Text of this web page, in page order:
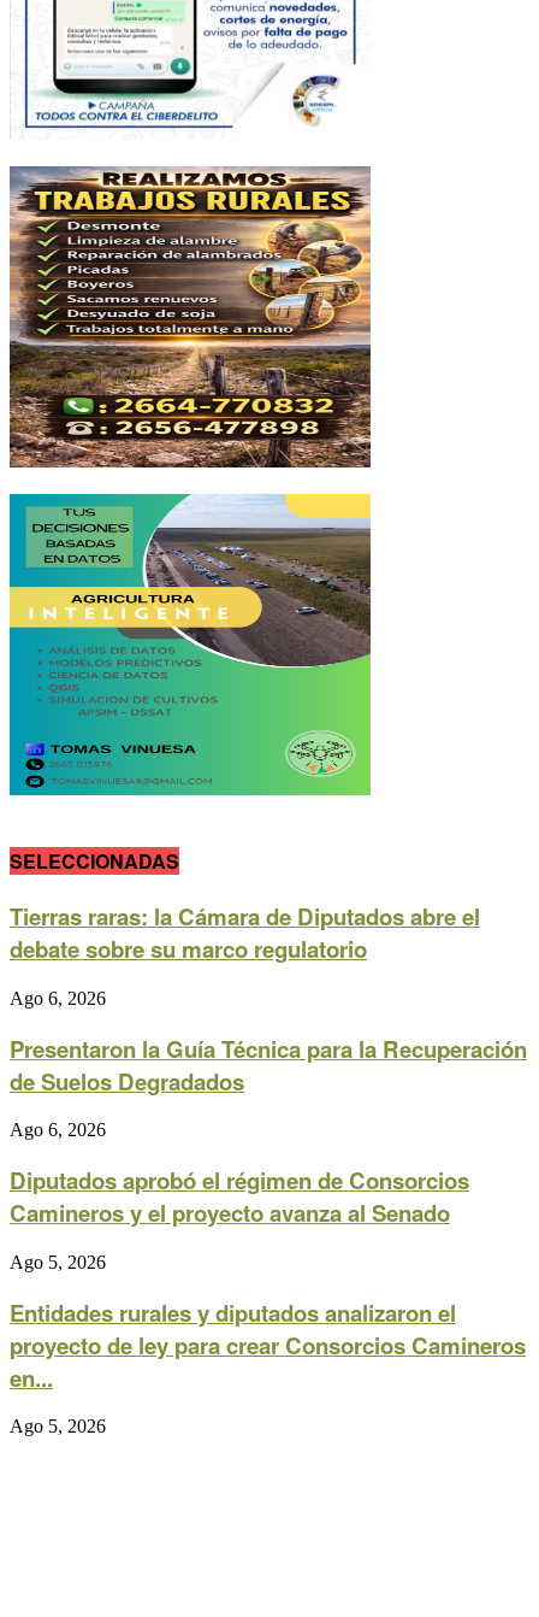
SELECCIONADAS
Tierras raras: la Cámara de Diputados abre el
debate sobre su marco regulatorio
Ago 6, 2026
Presentaron la Guía Técnica para la Recuperación
de Suelos Degradados
Ago 6, 2026
Diputados aprobó el régimen de Consorcios
Camineros y el proyecto avanza al Senado
Ago 5, 2026
Entidades rurales y diputados analizaron el
proyecto de ley para crear Consorcios Camineros
en...
Ago 5, 2026